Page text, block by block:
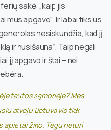
sakė: „kaip jis
mus apgavo“. Ir labai tikslus
nesiskundžia, kad jį
ir nusišauna“. Taip negali
jį apgavo ir štai – nei
tautos sąmonėje? Mes
atveju Lietuva vis tiek
apie tai žino. Tegu neturi